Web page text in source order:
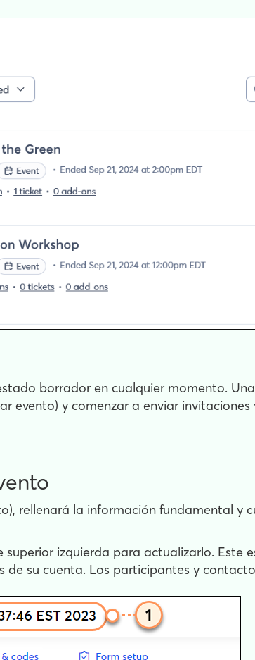
borrador en cualquier momento.
evento) y comenzar a enviar
rellenará la información fundamental y
izquierda para actualizarlo. Este
su cuenta. Los participantes y